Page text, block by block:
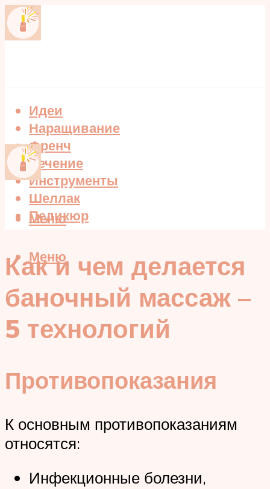
Идеи
Наращивание
Френч
Лечение
Инструменты
Шеллак
Педикюр
Меню
Меню
Как и чем делается
баночный массаж –
5 технологий
Противопоказания
К основным противопоказаниям
относятся:
Инфекционные болезни,